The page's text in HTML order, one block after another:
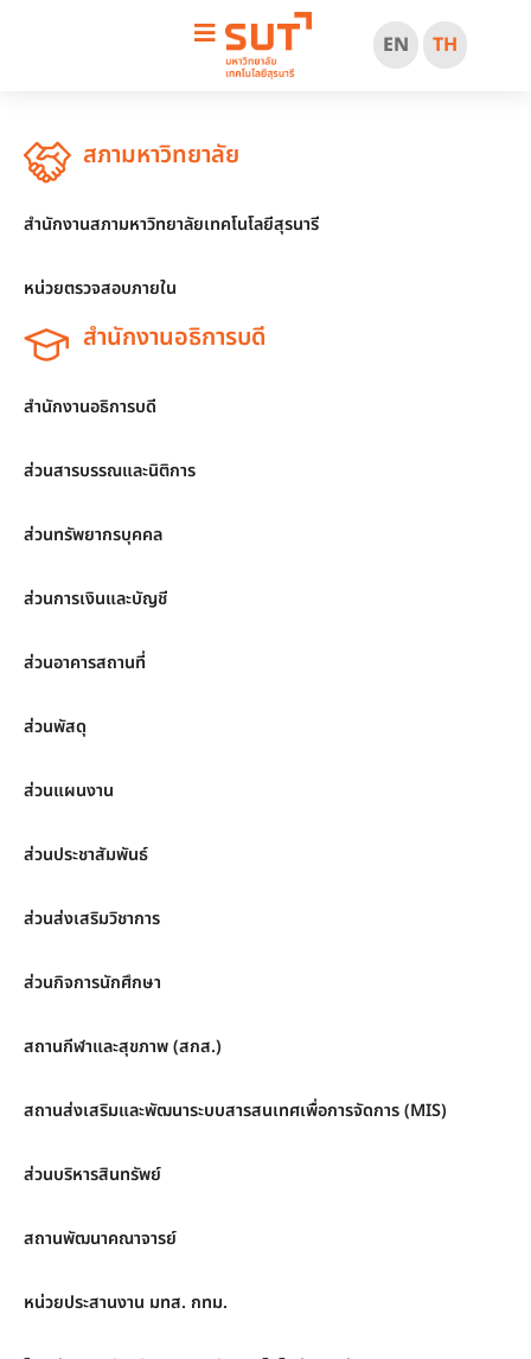
EN TH
สภามหาวิทยาลัย
สำนักงานสภามหาวิทยาลัยเทคโนโลยีสุรนารี
หน่วยตรวจสอบภายใน
สำนักงานอธิการบดี
สำนักงานอธิการบดี
ส่วนสารบรรณและนิติการ
ส่วนทรัพยากรบุคคล
ส่วนการเงินและบัญชี
ส่วนอาคารสถานที่
ส่วนพัสดุ
ส่วนแผนงาน
ส่วนประชาสัมพันธ์
ส่วนส่งเสริมวิชาการ
ส่วนกิจการนักศึกษา
สถานกีฬาและสุขภาพ (สกส.)
สถานส่งเสริมและพัฒนาระบบสารสนเทศเพื่อการจัดการ (MIS)
ส่วนบริหารสินทรัพย์
สถานพัฒนาคณาจารย์
หน่วยประสานงาน มทส. กทม.